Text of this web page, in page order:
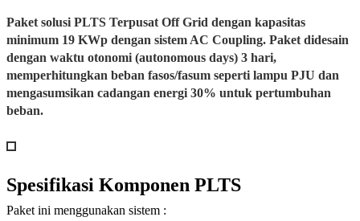
Paket solusi PLTS Terpusat Off Grid dengan kapasitas
minimum 19 KWp dengan sistem AC Coupling. Paket didesain
dengan waktu otonomi (autonomous days) 3 hari,
memperhitungkan beban fasos/fasum seperti lampu PJU dan
mengasumsikan cadangan energi 30% untuk pertumbuhan
beban.
Spesifikasi Komponen PLTS
Paket ini menggunakan sistem :